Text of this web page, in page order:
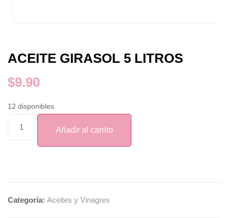
ACEITE GIRASOL 5 LITROS
$9.90
12 disponibles
Añadir al carrito
Categoría: Aceites y Vinagres